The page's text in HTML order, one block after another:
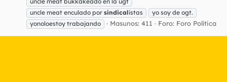
uncle meat enculado por sindicalistas
yo soy de ogt.
yonoloestoy trabajando
Masunos: 411 Foro: Foro Política